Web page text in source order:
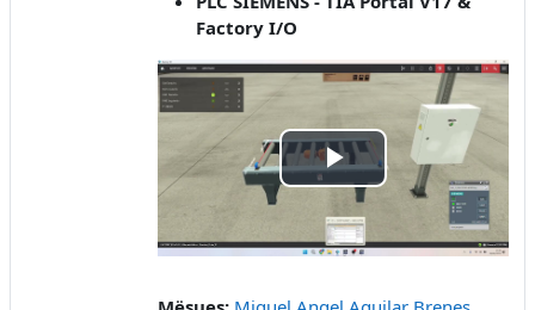
Factory I/O
Play
Video